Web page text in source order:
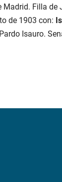
Madrid. Filla de
de 1903 con:
Isauro.